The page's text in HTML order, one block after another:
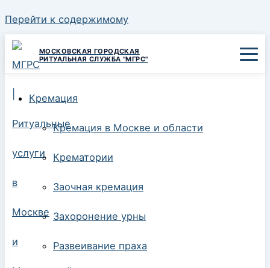
Перейти к содержимому
МОСКОВСКАЯ ГОРОДСКАЯ
РИТУАЛЬНАЯ СЛУЖБА "МГРС"
Кремация
Кремация в Москве и области
Крематории
Заочная кремация
Захоронение урны
Развеивание праха